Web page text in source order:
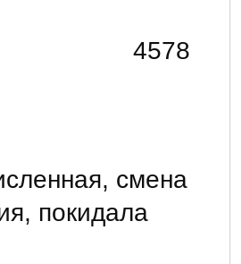
4578
смена
покидала